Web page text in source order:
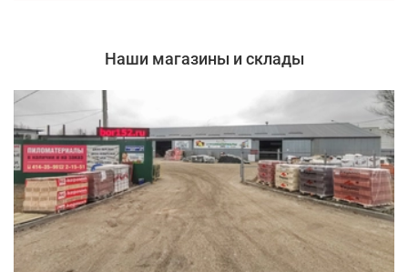
Наши магазины и склады